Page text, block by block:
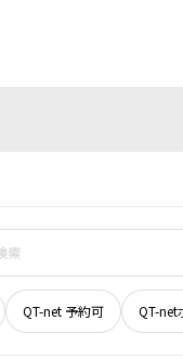
QT-net 予約可 QT-net